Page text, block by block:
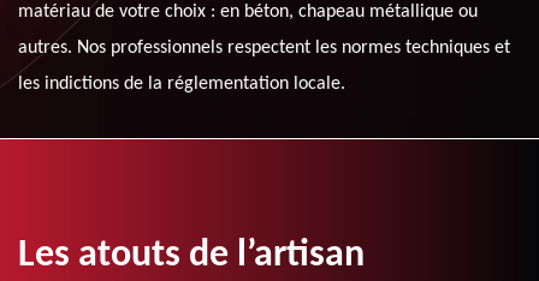
matériau de votre choix : en béton, chapeau métallique ou
autres. Nos professionnels respectent les normes techniques et
les indictions de la réglementation locale.
Les atouts de l’artisan